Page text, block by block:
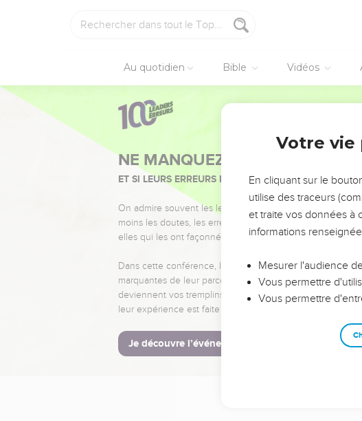
Au quotidien Bible Vidéos
NE MANQUEZ PAS
ET SI LEURS ERREURS POUVAIENT VOUS ÉVITER LES
On admire souvent les leaders pour leurs réussites, leur
moins les doutes, les erreurs et les saisons difficiles qu'ils
elles qui les ont façonnés.
Dans cette conférence, leaders, entrepreneurs, et
marquantes de leur parcours et les clés pour avancer
deviennent vos tremplins. Que vous guidiez un
leur expérience est faite pour vous.
Je découvre l’événement
Votre vie
En cliquant sur le
utilise des traceurs
et traite vos données à
informations
Mesurer l'audience
Vous permettre
Vous permettre